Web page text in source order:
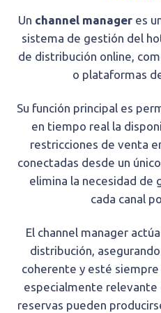
Un channel manageres
sistema de gestión del
de distribución online,
o plataformas
Su función principal es
en tiempo real la
restricciones de venta
conectadas desde un
elimina la necesidad de
cada canal
El channel manager
distribución,
coherente y esté
especialmente relevante
reservas pueden